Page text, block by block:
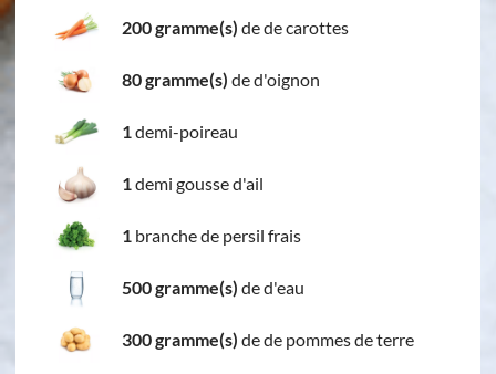
200 gramme(s) de de carottes
80 gramme(s) de d'oignon
1demi-poireau
1demi gousse d'ail
1 branche de persil frais
500 gramme(s) de d'eau
300 gramme(s) de de pommes de terre